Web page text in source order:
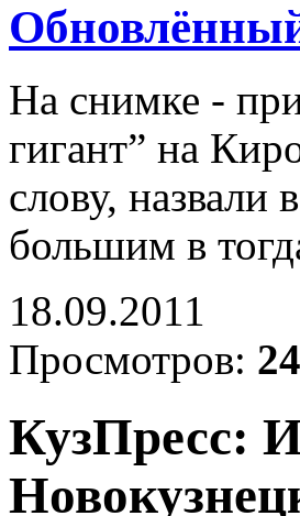
На снимке -
гигант” на
слову, назвали
большим в
18.09.2011
Просмотров:
КузПресс: